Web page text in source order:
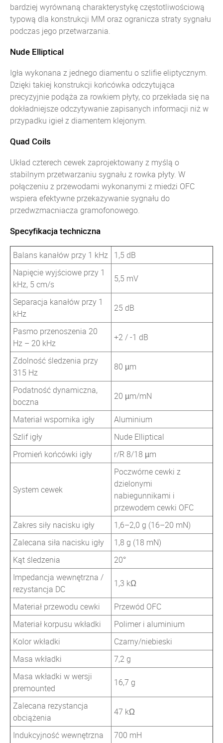
bardziej wyrównaną charakterystykę częstotliwościową
typową dla konstrukcji MM oraz ogranicza straty sygnału
podczas jego przetwarzania.
Nude Elliptical
Igła wykonana z jednego diamentu o szlifie eliptycznym.
Dzięki takiej konstrukcji końcówka odczytująca
precyzyjnie podąża za rowkiem płyty, co przekłada się na
dokładniejsze odczytywanie zapisanych informacji niż w
przypadku igieł z diamentem klejonym.
Quad Coils
Układ czterech cewek zaprojektowany z myślą o
stabilnym przetwarzaniu sygnału z rowka płyty. W
połączeniu z przewodami wykonanymi z miedzi OFC
wspiera efektywne przekazywanie sygnału do
przedwzmacniacza gramofonowego.
Specyfikacja techniczna
Balans kanałów przy 1 kHz 1,5 dB
Napięcie wyjściowe przy 1
kHz, 5 cm/s
5,5 mV
Separacja kanałów przy 1
kHz
25 dB
Pasmo przenoszenia 20
Hz – 20 kHz
+2 / -1 dB
Zdolność śledzenia przy
315 Hz
80 µm
Podatność dynamiczna,
boczna
20 µm/mN
Materiał wspornika igły
Aluminium
Szlif igły
Nude Elliptical
Promień końcówki igły
r/R 8/18 µm
System cewek
Poczwórne cewki z
dzielonymi
nabiegunnikami i
przewodem cewki OFC
Zakres siły nacisku igły
1,6–2,0 g (16–20 mN)
Zalecana siła nacisku igły
1,8 g (18 mN)
Kąt śledzenia
20°
Impedancja wewnętrzna /
rezystancja DC
1,3 kΩ
Materiał przewodu cewki
Przewód OFC
Materiał korpusu wkładki
Polimer i aluminium
Kolor wkładki
Czarny/niebieski
Masa wkładki
7,2 g
Masa wkładki w wersji
premounted
16,7 g
Zalecana rezystancja
obciążenia
47 kΩ
Indukcyjność wewnętrzna
700 mH